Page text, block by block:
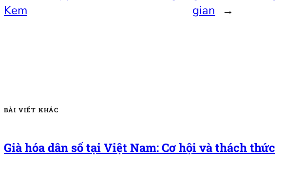
Kem
gian
→
BÀI VIẾT KHÁC
Già hóa dân số tại Việt Nam: Cơ hội và thách thức